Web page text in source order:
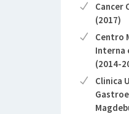
Cancer
(2017)
Centro
Interna
(2014-
Clinica